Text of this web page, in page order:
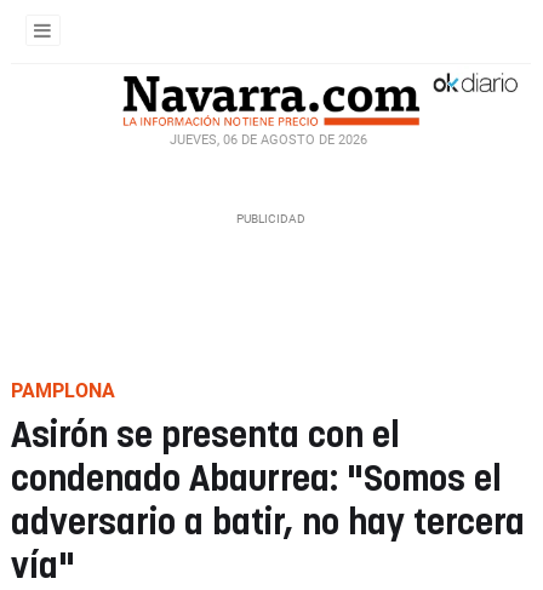
JUEVES, 06 DE AGOSTO DE 2026
PAMPLONA
Asirón se presenta con el
condenado Abaurrea: "Somos el
adversario a batir, no hay tercera
vía"